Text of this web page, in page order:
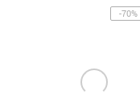
-70%